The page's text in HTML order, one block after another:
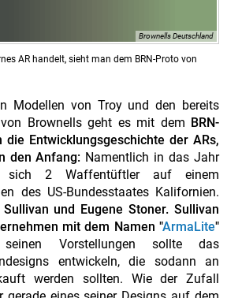
Brownells Deutschland
AR handelt, sieht man dem BRN-Proto von
Modellen von Troy und den bereits
Brownells geht es mit dem BRN-
die Entwicklungsgeschichte der ARs,
den Anfang: Namentlich in das Jahr
sich 2 Waffentüftler auf einem
des US-Bundesstaates Kalifornien.
Sullivan und Eugene Stoner. Sullivan
mit dem Namen "ArmaLite"
Vorstellungen sollte das
entwickeln, die sodann an
werden sollten. Wie der Zufall